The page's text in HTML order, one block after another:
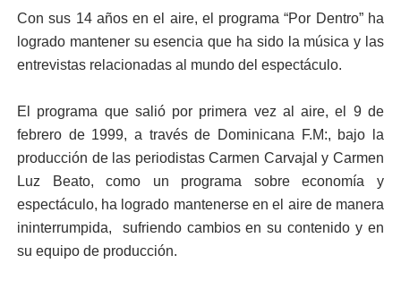
Con sus 14 años en el aire, el programa “Por Dentro” ha
logrado mantener su esencia que ha sido la música y las
entrevistas relacionadas al mundo del espectáculo.
El programa que salió por primera vez al aire, el 9 de
febrero de 1999, a través de Dominicana F.M:, bajo la
producción de las periodistas Carmen Carvajal y Carmen
Luz Beato, como un programa sobre economía y
espectáculo, ha logrado mantenerse en el aire de manera
ininterrumpida, sufriendo cambios en su contenido y en
su equipo de producción.